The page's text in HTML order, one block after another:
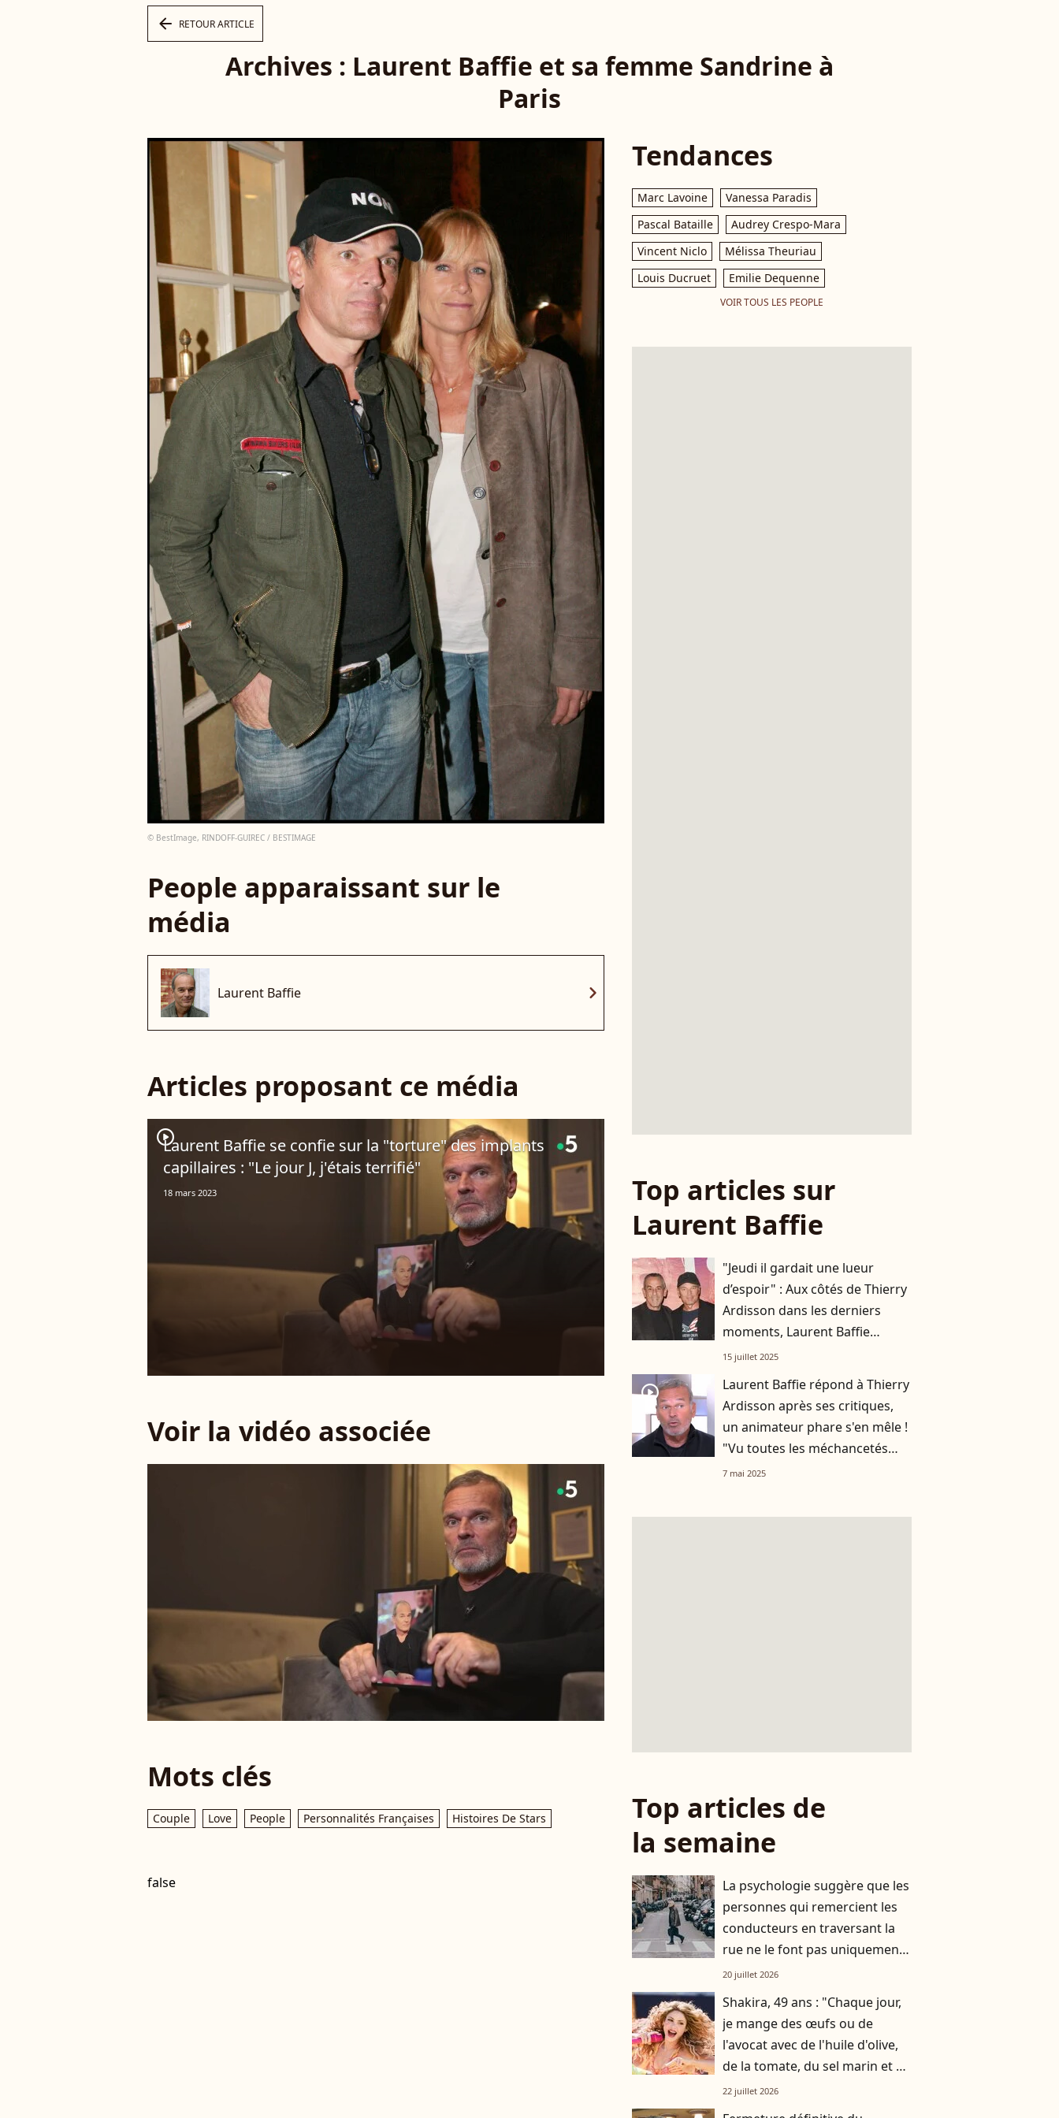
arrow_left RETOUR ARTICLE
Archives : Laurent Baffie et sa femme Sandrine à
Paris
© BestImage, RINDOFF-GUIREC / BESTIMAGE
People apparaissant sur le
média
Laurent Baffie chevron_right
Articles proposant ce média
player2
Laurent Baffie se confie sur la "torture" des implants
capillaires : "Le jour J, j'étais terrifié"
18 mars 2023
Voir la vidéo associée
Mots clés
Couple Love People Personnalités Françaises Histoires De Stars
false
Tendances
Marc Lavoine
Vanessa Paradis
Pascal Bataille
Audrey Crespo-Mara
Vincent Niclo
Mélissa Theuriau
Louis Ducruet
Emilie Dequenne
VOIR TOUS LES PEOPLE
Top articles sur
Laurent Baffie
"Jeudi il gardait une lueur
d’espoir" : Aux côtés de Thierry
Ardisson dans les derniers
moments, Laurent Baffie
raconte
15 juillet 2025
player2
Laurent Baffie répond à Thierry
Ardisson après ses critiques,
un animateur phare s'en mêle !
"Vu toutes les méchancetés
qu’il dit sur toi"
7 mai 2025
Top articles de
la semaine
La psychologie suggère que les
personnes qui remercient les
conducteurs en traversant la
rue ne le font pas uniquement
par gratitude
20 juillet 2026
Shakira, 49 ans : "Chaque jour,
je mange des œufs ou de
l'avocat avec de l'huile d'olive,
de la tomate, du sel marin et un
smoothie"
22 juillet 2026